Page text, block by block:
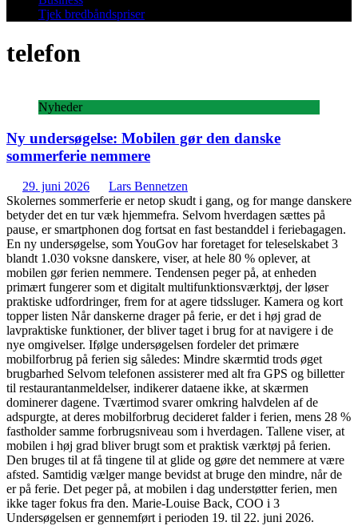
Tjek bredbåndspriser
telefon
Nyheder
Ny undersøgelse: Mobilen gør den danske
sommerferie nemmere
29. juni 2026
Lars Bennetzen
Skolernes sommerferie er netop skudt i gang, og for mange danskere
betyder det en tur væk hjemmefra. Selvom hverdagen sættes på
pause, er smartphonen dog fortsat en fast bestanddel i feriebagagen.
En ny undersøgelse, som YouGov har foretaget for teleselskabet 3
blandt 1.030 voksne danskere, viser, at hele 80 % oplever, at
mobilen gør ferien nemmere. Tendensen peger på, at enheden
primært fungerer som et digitalt multifunktionsværktøj, der løser
praktiske udfordringer, frem for at agere tidssluger. Kamera og kort
topper listen Når danskerne drager på ferie, er det i høj grad de
lavpraktiske funktioner, der bliver taget i brug for at navigere i de
nye omgivelser. Ifølge undersøgelsen fordeler det primære
mobilforbrug på ferien sig således: Mindre skærmtid trods øget
brugbarhed Selvom telefonen assisterer med alt fra GPS og billetter
til restaurantanmeldelser, indikerer dataene ikke, at skærmen
dominerer dagene. Tværtimod svarer omkring halvdelen af de
adspurgte, at deres mobilforbrug decideret falder i ferien, mens 28 %
fastholder samme forbrugsniveau som i hverdagen. Tallene viser, at
mobilen i høj grad bliver brugt som et praktisk værktøj på ferien.
Den bruges til at få tingene til at glide og gøre det nemmere at være
afsted. Samtidig vælger mange bevidst at bruge den mindre, når de
er på ferie. Det peger på, at mobilen i dag understøtter ferien, men
ikke tager fokus fra den. Marie-Louise Back, COO i 3
Undersøgelsen er gennemført i perioden 19. til 22. juni 2026.